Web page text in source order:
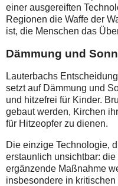
einer ausgereiften
Regionen die Waffe der
ist, die Menschen das
Dämmung und
Lauterbachs
setzt auf Dämmung und
und hitzefrei für Kinder.
gebaut werden, Kirchen
für Hitzeopfer zu dienen.
Die einzige Technologie,
erstaunlich unsichtbar:
ergänzende Maßnahme
insbesondere in